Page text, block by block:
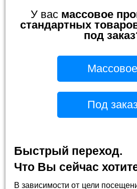
У вас массовое
стандартных
под заказ
Массовое
Под
Быстрый переход.
Что Вы сейчас
В зависимости от цели